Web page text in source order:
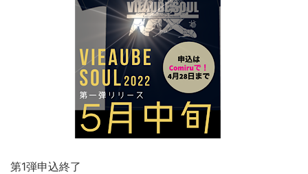
第1弾申込終了